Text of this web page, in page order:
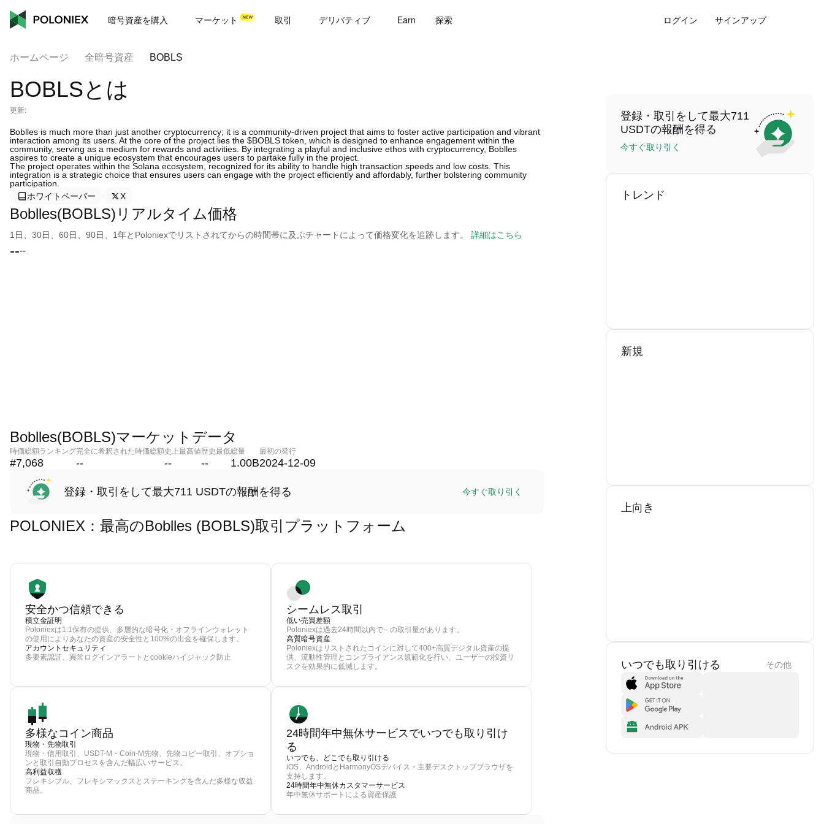
暗号資産を購入 マーケット 取引 デリバティブ Earn 探索 ログイン サインアップ
ホームページ 全暗号資産 BOBLS
BOBLSとは
更新:
Boblles is much more than just another cryptocurrency; it is a community-driven project that aims to foster active participation and vibrant
interaction among its users. At the core of the project lies the $BOBLS token, which is designed to enhance engagement within the
community, serving as a medium for rewards and activities. By integrating a playful and inclusive ethos with cryptocurrency, Boblles
aspires to create a unique ecosystem that encourages users to partake fully in the project.
The project operates within the Solana ecosystem, recognized for its ability to handle high transaction speeds and low costs. This
integration is a strategic choice that ensures users can engage with the project efficiently and affordably, further bolstering community
participation.
ホワイトペーパー
X
Boblles(BOBLS)リアルタイム価格
1日、30日、60日、90日、1年とPoloniexでリストされてからの時間帯に及ぶチャートによって価格変化を追跡します。 詳細はこちら
----
Boblles(BOBLS)マーケットデータ
時価総額ランキング
#7,068
完全に希釈された時価総額
--
史上最高値
--
歴史最低
--
総量
1.00B
最初の発行
2024-12-09
登録・取引をして最大711 USDTの報酬を得る 今すぐ取り引く
POLONIEX：最高のBoblles (BOBLS)取引プラットフォーム
安全かつ信頼できる
積立金証明
Poloniexは1:1保有の提供、多層的な暗号化・オフラインウォレット
の使用によりあなたの資産の安全性と100%の出金を確保します。
アカウントセキュリティ
多要素認証、異常ログインアラートとcookieハイジャック防止
シームレス取引
低い売買差額
Poloniexは過去24時間以内で-- の取引量があります。
高質暗号資産
Poloniexはリストされたコインに対して400+高質デジタル資産の提
供、流動性管理とコンプライアンス規範化を行い、ユーザーの投資リ
スクを効果的に低減します。
多様なコイン商品
現物・先物取引
現物・信用取引、USDT-M・Coin-M先物、先物コピー取引、オプショ
ンと取引自動プロセスを含んだ幅広いサービス。
高利益収穫
フレキシブル、フレキシマックスとステーキングを含んだ多様な収益
商品。
24時間年中無休サービスでいつでも取り引け
る
いつでも、どこでも取り引ける
iOS、AndroidとHarmonyOSデバイス・主要デスクトップブラウザを
支持します。
24時間年中無休カスタマーサービス
年中無休サポートによる資産保護
登録・取引をして最大711
USDTの報酬を得る
今すぐ取り引く
トレンド
新規
上向き
いつでも取り引ける その他